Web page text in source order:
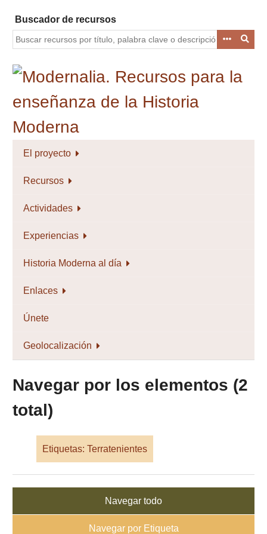
contenido
principal
Buscador de recursos
El proyecto
Recursos
Actividades
Experiencias
Historia Moderna al día
Enlaces
Únete
Geolocalización
Navegar por los elementos (2
total)
Etiquetas: Terratenientes
Navegar todo
Navegar por Etiqueta